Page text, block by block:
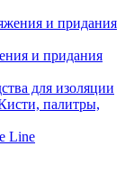
и придания
для изоляции
палитры,
Line